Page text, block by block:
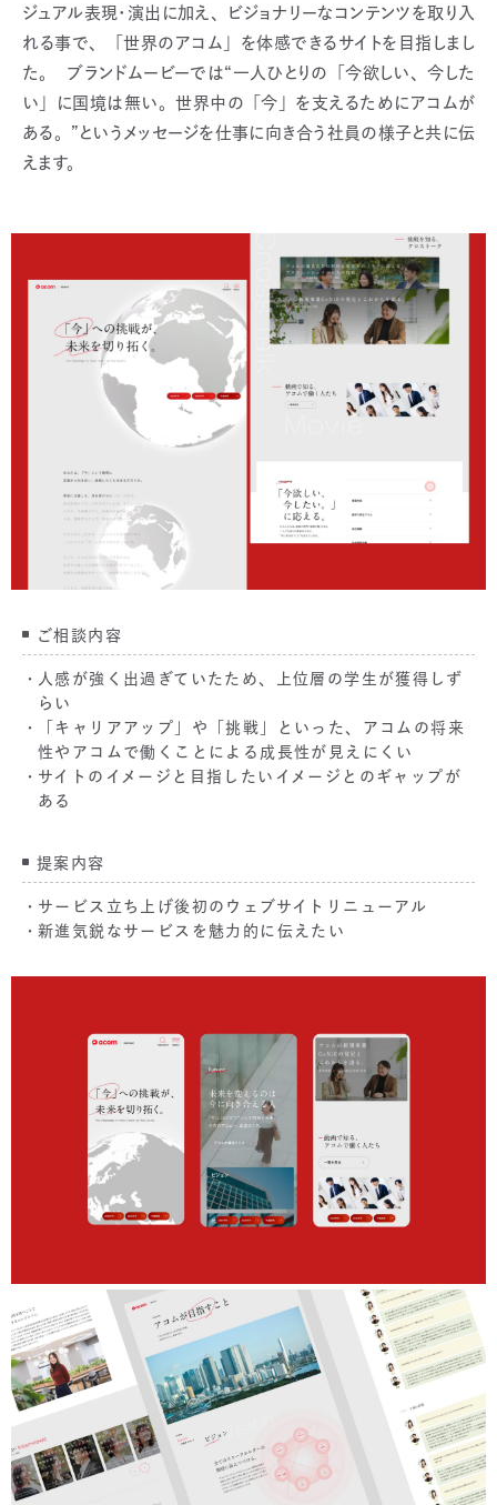
ジュアル表現・演出に加え、ビジョナリーなコンテンツを取り入
れる事で、「世界のアコム」を体感できるサイトを目指しまし
た。 ブランドムービーでは“一人ひとりの「今欲しい、今した
い」に国境は無い。世界中の「今」を支えるためにアコムが
ある。”というメッセージを仕事に向き合う社員の様子と共に伝
えます。
ご相談内容
人感が強く出過ぎていたため、上位層の学生が獲得しず
らい
「キャリアアップ」や「挑戦」といった、アコムの将来
性やアコムで働くことによる成長性が見えにくい
サイトのイメージと目指したいイメージとのギャップが
ある
提案内容
サービス立ち上げ後初のウェブサイトリニューアル
新進気鋭なサービスを魅力的に伝えたい